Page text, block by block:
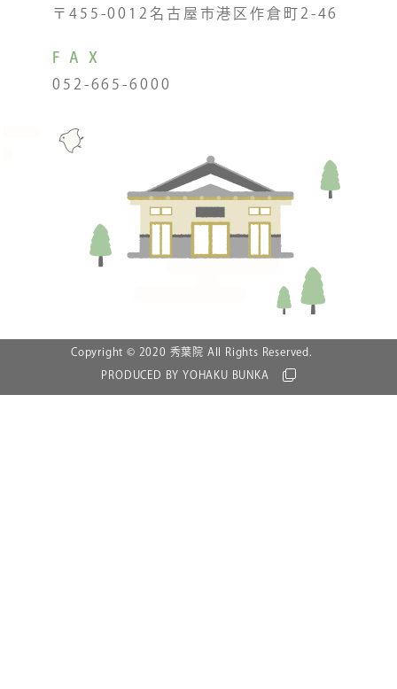
〒455-0012名古屋市港区作倉町2-46
FAX
052-665-6000
Copyright © 2020 秀葉院 All Rights Reserved.
PRODUCED BY YOHAKU BUNKA